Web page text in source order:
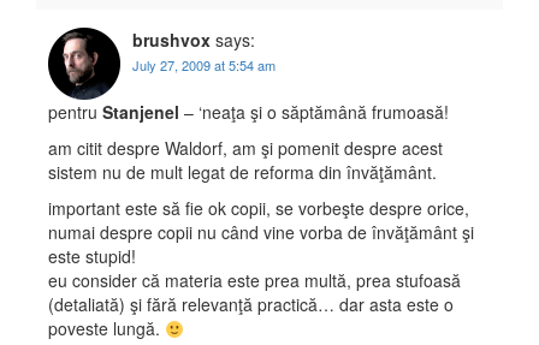
brushvox says:
July 27, 2009 at 5:54 am
pentru Stanjenel – ‘neaţa şi o săptămână frumoasă!
am citit despre Waldorf, am şi pomenit despre acest
sistem nu de mult legat de reforma din învăţământ.
important este să fie ok copii, se vorbeşte despre orice,
numai despre copii nu când vine vorba de învăţământ şi
este stupid!
eu consider că materia este prea multă, prea stufoasă
(detaliată) şi fără relevanţă practică… dar asta este o
poveste lungă.